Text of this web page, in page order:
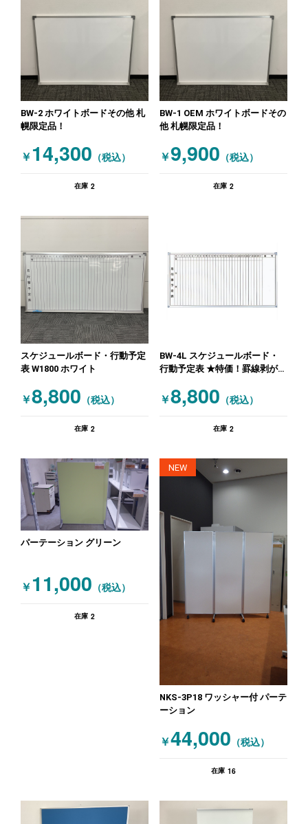
BW-2 ホワイトボードその他 札
幌限定品！
￥ 14,300 （税込）
在庫 2
BW-1 OEM ホワイトボードその
他 札幌限定品！
￥9,900 （税込）
在庫 2
スケジュールボード・行動予定
表 W1800 ホワイト
￥8,800 （税込）
在庫 2
BW-4L スケジュールボード・
行動予定表 ★特価！罫線剥がれ
￥8,800 （税込）
在庫 2
パーテーション グリーン
￥ 11,000 （税込）
在庫 2
NEW
NKS-3P18 ワッシャー付 パーテ
ーション
￥44,000 （税込）
在庫 16